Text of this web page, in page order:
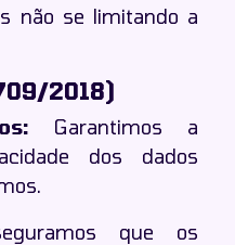
não se limitando a
2018)
Garantimos a
dos dados
que os